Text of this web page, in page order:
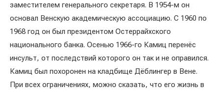
заместителем генерального секретаря. В 1954-м он
основал Венскую академическую ассоциацию. С 1960 по
1968 год он был президентом Остеррайхского
национального банка. Осенью 1966-го Камиц перенёс
инсульт, от последствий которого он так и не оправился.
Камиц был похоронен на кладбище Дёблингер в Вене.
При всех ограничениях, можно сказать, что его жизнь в